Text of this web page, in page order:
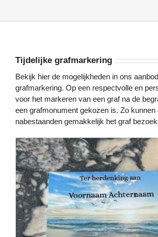
Tijdelijke grafmarkering
Bekijk hier de mogelijkheden in ons
grafmarkering. Op een respectvolle en
voor het markeren van een graf na de
een grafmonument gekozen is. Zo kunnen
nabestaanden gemakkelijk het graf